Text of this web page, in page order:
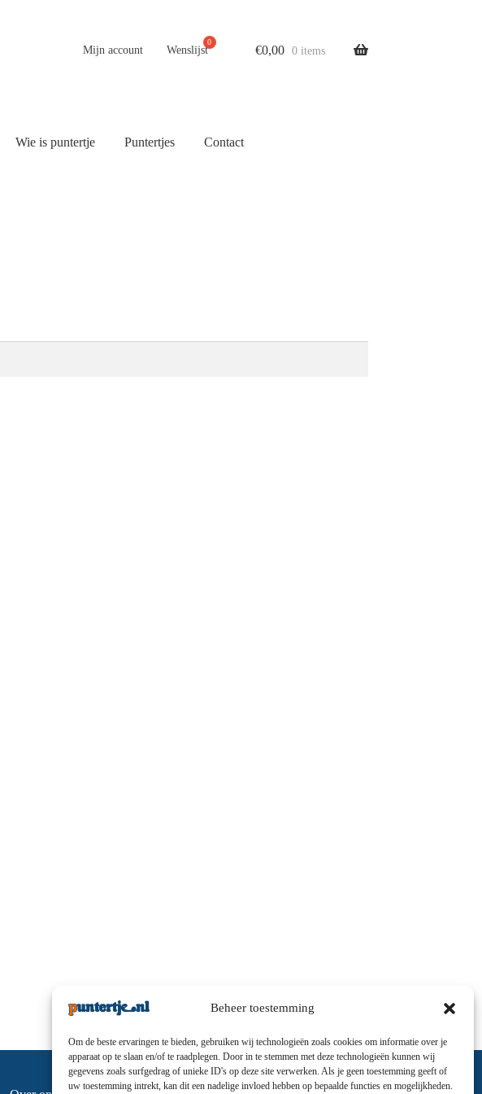
Beheer toestemming
Om de beste ervaringen te bieden, gebruiken wij technologieën zoals cookies om informatie over je
apparaat op te slaan en/of te raadplegen. Door in te stemmen met deze technologieën kunnen wij
gegevens zoals surfgedrag of unieke ID's op deze site verwerken. Als je geen toestemming geeft of
uw toestemming intrekt, kan dit een nadelige invloed hebben op bepaalde functies en mogelijkheden.
Mijn account Wenslijst €0,00 0 items
Wie is puntertje Puntertjes Contact